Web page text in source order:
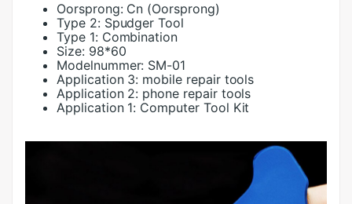
Oorsprong: Cn (Oorsprong)
Type 2: Spudger Tool
Type 1: Combination
Size: 98*60
Modelnummer: SM-01
Application 3: mobile repair tools
Application 2: phone repair tools
Application 1: Computer Tool Kit